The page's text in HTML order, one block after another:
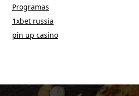
Programas
1xbet russia
pin up casino